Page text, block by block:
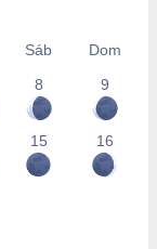
Sáb
Dom
8 9
15 16